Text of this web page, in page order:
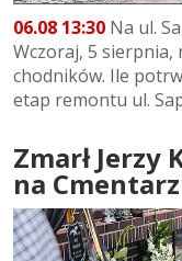
06.08 13:30 Na ul.
Wczoraj, 5 sierpnia,
chodników. Ile
etap remontu ul.
Zmarł Jerzy
na